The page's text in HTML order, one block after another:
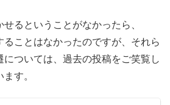
るということがなかったら、
ることはなかったのですが、それら
ついては、過去の投稿をご笑覧し
す。